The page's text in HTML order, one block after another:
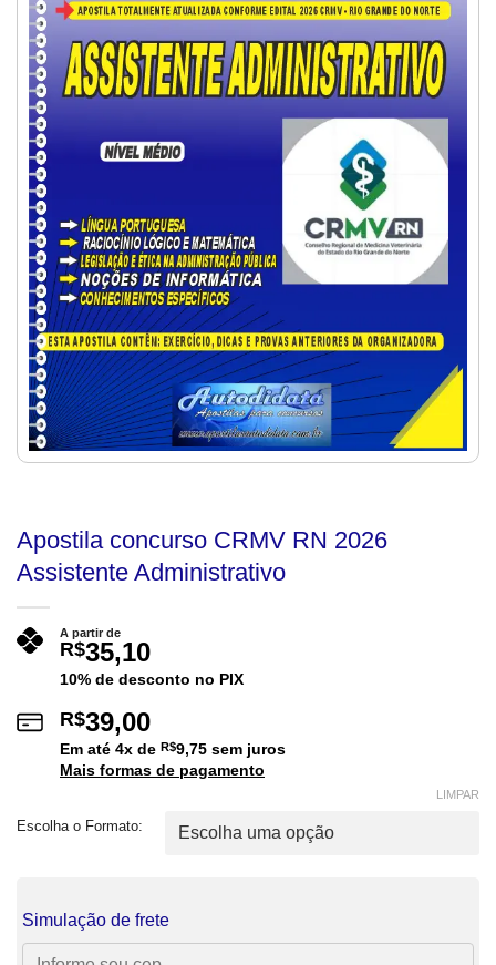
Apostila concurso CRMV RN 2026
Assistente Administrativo
A partir de
R$35,10
10% de desconto no PIX
R$39,00
Em até 4x de R$9,75 sem juros
Mais formas de pagamento
Escolha o Formato:
LIMPAR
Simulação de frete